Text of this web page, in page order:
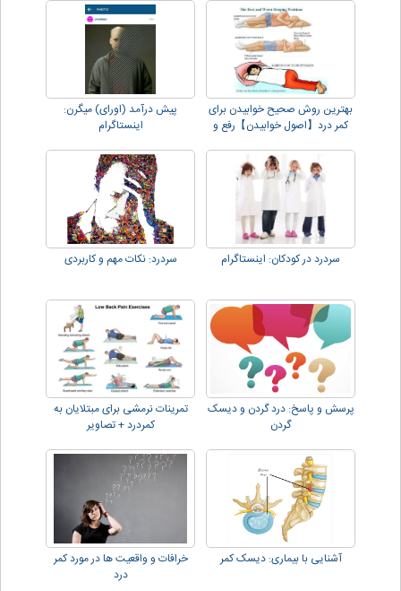
بهترین روش صحیح خوابیدن برای
کمر درد【اصول خوابیدن】رفع و
پیش درآمد (اورای) میگرن:
اینستاگرام
سردرد در کودکان: اینستاگرام سردرد: نکات مهم و کاربردی
پرسش و پاسخ: درد گردن و دیسک
گردن
تمرینات نرمشی برای مبتلایان به
کمردرد + تصاویر
آشنایی با بیماری: دیسک کمر
خرافات و واقعیت ها در مورد کمر
درد